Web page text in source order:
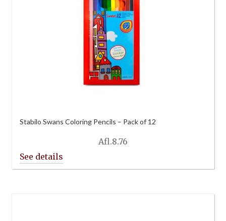
Stabilo Swans Coloring Pencils – Pack of 12
Afl.8.76